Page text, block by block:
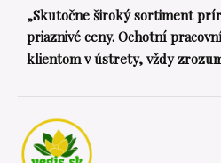
„Skutočne široký sortiment
priaznivé ceny. Ochotní
klientom v ústrety, vždy